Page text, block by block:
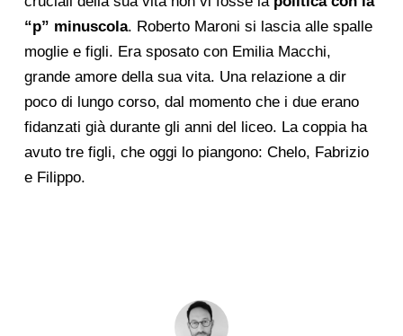
“p” minuscola. Roberto Maroni si lascia alle spalle
moglie e figli. Era sposato con Emilia Macchi,
grande amore della sua vita. Una relazione a dir
poco di lungo corso, dal momento che i due erano
fidanzati già durante gli anni del liceo. La coppia ha
avuto tre figli, che oggi lo piangono: Chelo, Fabrizio
e Filippo.